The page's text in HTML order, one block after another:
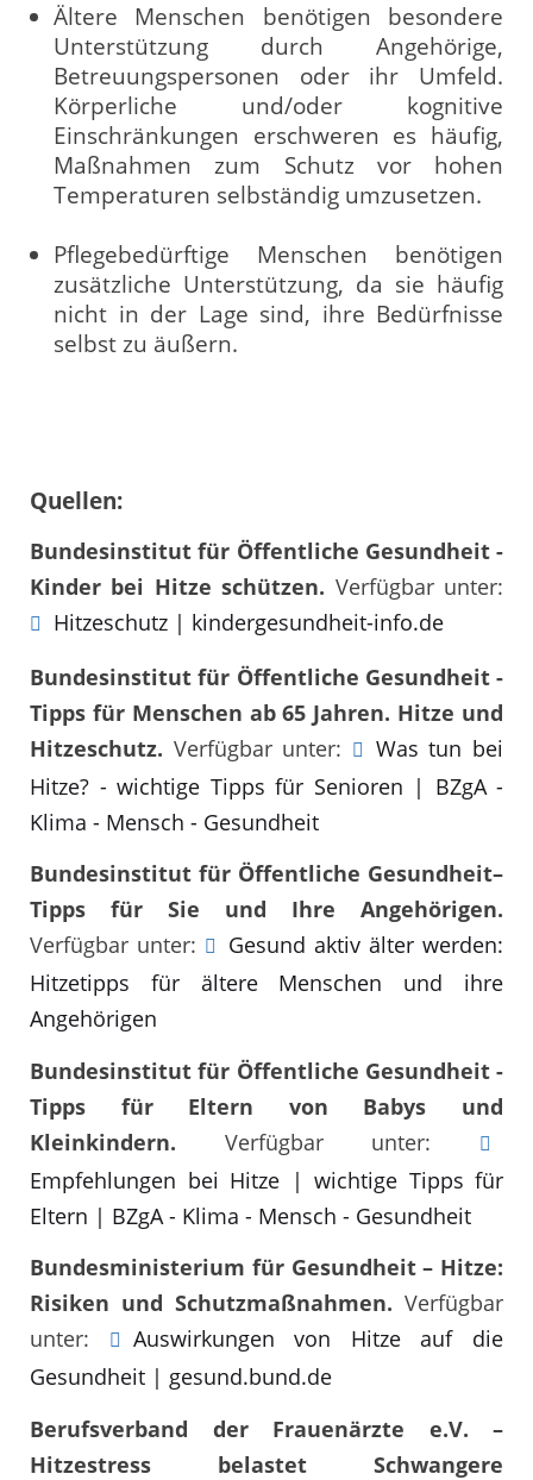
Ältere Menschen benötigen besondere
Unterstützung durch Angehörige,
Betreuungspersonen oder ihr Umfeld.
Körperliche und/oder kognitive
Einschränkungen erschweren es häufig,
Maßnahmen zum Schutz vor hohen
Temperaturen selbständig umzusetzen.
Pflegebedürftige Menschen benötigen
zusätzliche Unterstützung, da sie häufig
nicht in der Lage sind, ihre Bedürfnisse
selbst zu äußern.
Quellen:
Bundesinstitut für Öffentliche Gesundheit -
Kinder bei Hitze schützen. Verfügbar unter:
Hitzeschutz | kindergesundheit-info.de
Bundesinstitut für Öffentliche Gesundheit -
Tipps für Menschen ab 65 Jahren. Hitze und
Hitzeschutz. Verfügbar unter:
Was tun bei
Hitze? - wichtige Tipps für Senioren | BZgA -
Klima - Mensch - Gesundheit
Bundesinstitut für Öffentliche Gesundheit–
Tipps für Sie und Ihre Angehörigen.
Verfügbar unter:
Gesund aktiv älter werden:
Hitzetipps für ältere Menschen und ihre
Angehörigen
Bundesinstitut für Öffentliche Gesundheit -
Tipps für Eltern von Babys und
Kleinkindern. Verfügbar unter:
Empfehlungen bei Hitze | wichtige Tipps für
Eltern | BZgA - Klima - Mensch - Gesundheit
Bundesministerium für Gesundheit – Hitze:
Risiken und Schutzmaßnahmen. Verfügbar
unter:
Auswirkungen von Hitze auf die
Gesundheit | gesund.bund.de
Berufsverband der Frauenärzte e.V. –
Hitzestress belastet Schwangere